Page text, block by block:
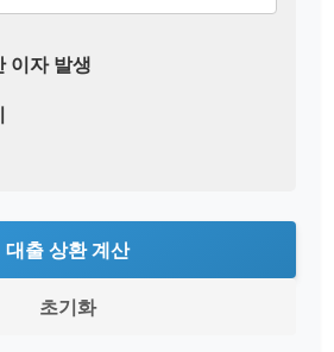
이자 발생
대출 상환 계산
초기화